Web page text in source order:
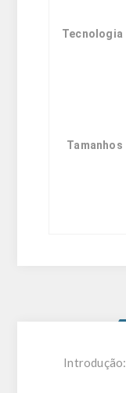
Tecnologia
Tamanhos
Introdução: